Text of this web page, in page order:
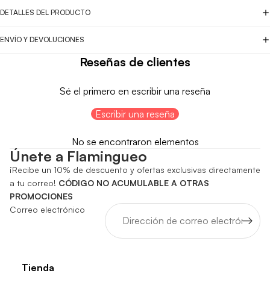
DETALLES DEL PRODUCTO
ENVÍO Y DEVOLUCIONES
Reseñas de clientes
Sé el primero en escribir una reseña
Escribir una reseña
No se encontraron elementos
Únete a Flamingueo
¡Recibe un 10% de descuento y ofertas exclusivas directamente
a tu correo! CÓDIGO NO ACUMULABLE A OTRAS
PROMOCIONES
Correo electrónico
Tienda